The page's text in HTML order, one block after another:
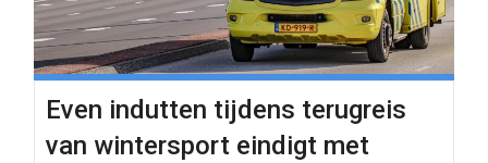
Even indutten tijdens terugreis
van wintersport eindigt met